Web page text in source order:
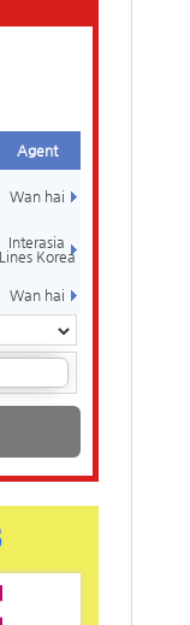
Agent
Wan hai
Interasia
Lines Korea
Wan hai